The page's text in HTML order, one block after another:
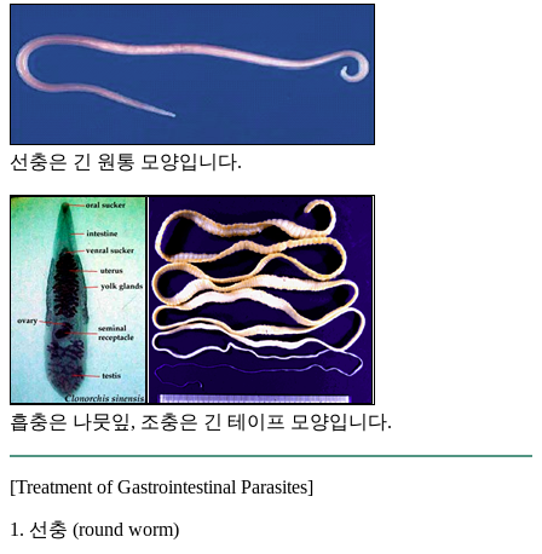
선충은 긴 원통 모양입니다.
흡충은 나뭇잎, 조충은 긴 테이프 모양입니다.
[Treatment of Gastrointestinal Parasites]
1. 선충 (round worm)